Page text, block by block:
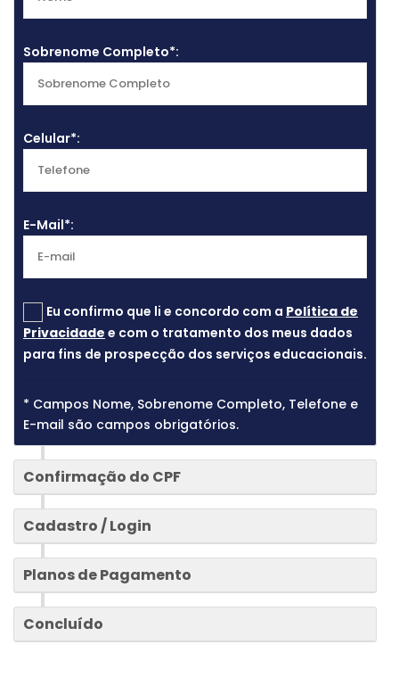
Sobrenome Completo*:
Celular*:
E-Mail*:
Eu confirmo que li e concordo com a Política de
Privacidade e com o tratamento dos meus dados
para fins de prospecção dos serviços educacionais.
* Campos Nome, Sobrenome Completo, Telefone e
E-mail são campos obrigatórios.
2
Confirmação do CPF
3
Cadastro / Login
4
Planos de Pagamento
Concluído